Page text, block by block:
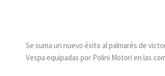
Se suma un nuevo éxito al palmarés de
Vespa equipadas por Polini Motori en las